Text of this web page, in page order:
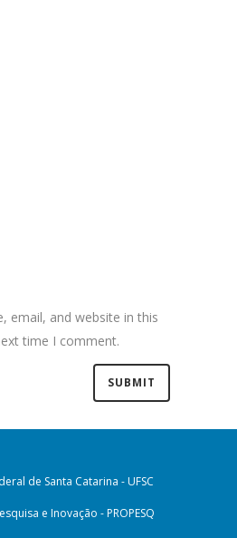
email, and website in this
time I comment.
de Santa Catarina - UFSC
e Inovação - PROPESQ